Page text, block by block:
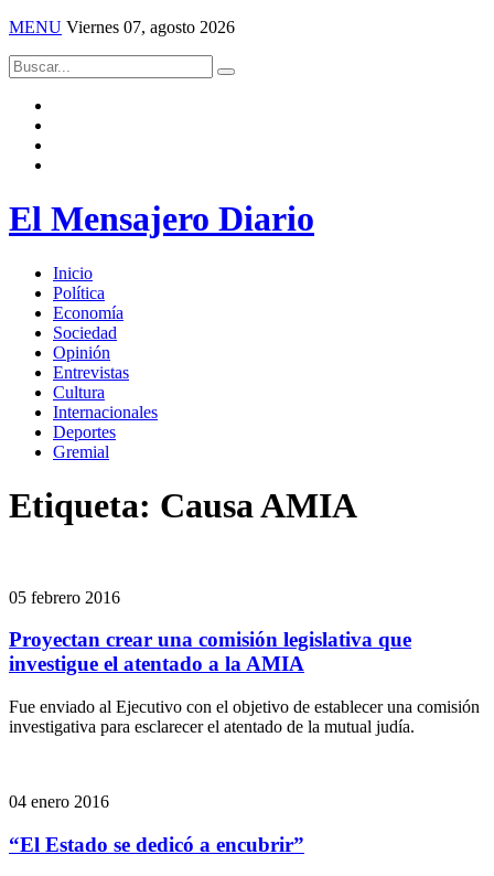
MENU Viernes 07, agosto 2026
El Mensajero Diario
Inicio
Política
Economía
Sociedad
Opinión
Entrevistas
Cultura
Internacionales
Deportes
Gremial
Etiqueta: Causa AMIA
05 febrero 2016
Proyectan crear una comisión legislativa que
investigue el atentado a la AMIA
Fue enviado al Ejecutivo con el objetivo de establecer una comisión
investigativa para esclarecer el atentado de la mutual judía.
04 enero 2016
“El Estado se dedicó a encubrir”